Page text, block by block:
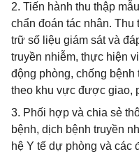
2. Tiến hành thu thập
chẩn đoán tác nhân. Thu
trữ số liệu giám sát và
truyền nhiễm, thực hiện
động phòng, chống
theo khu vực được giao,
3. Phối hợp và chia sẻ
bệnh, dịch bệnh truyền
hệ Y tế dự phòng và các